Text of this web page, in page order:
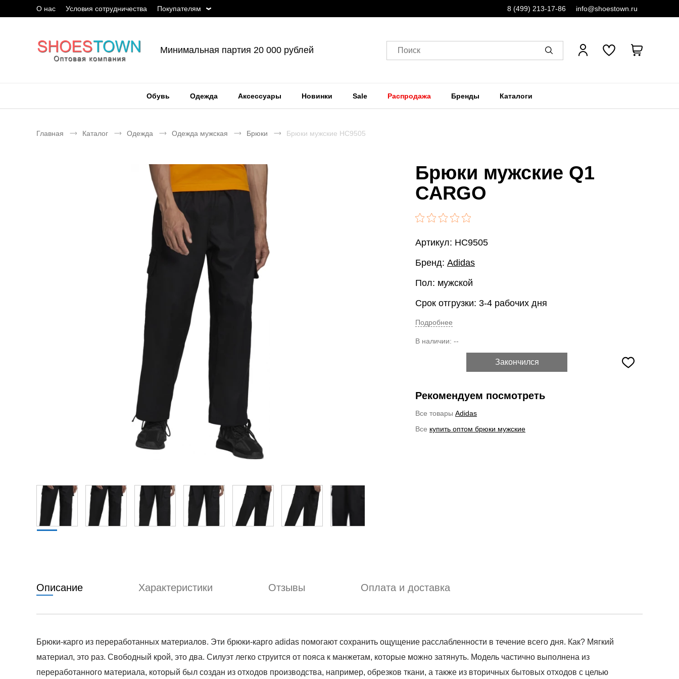
О нас Условия сотрудничества Покупателям 8 (499) 213-17-86 info@shoestown.ru
Минимальная партия 20 000 рублей Поиск
Обувь Одежда Аксессуары Новинки Sale Распродажа Бренды Каталоги
Главная Каталог Одежда Одежда мужская Брюки Брюки мужские HC9505
Брюки мужские Q1
CARGO
Артикул: HC9505
Бренд: Adidas
Пол: мужской
Срок отгрузки: 3-4 рабочих дня
Подробнее
В наличии: --
Закончился
Рекомендуем посмотреть
Все товары Adidas
Все купить оптом брюки мужские
Описание Характеристики Отзывы Оплата и доставка
Брюки-карго из переработанных материалов. Эти брюки-карго adidas помогают сохранить ощущение расслабленности в течение всего дня. Как? Мягкий
материал, это раз. Свободный крой, это два. Силуэт легко струится от пояса к манжетам, которые можно затянуть. Модель частично выполнена из
переработанного материала, который был создан из отходов производства, например, обрезков ткани, а также из вторичных бытовых отходов с целью